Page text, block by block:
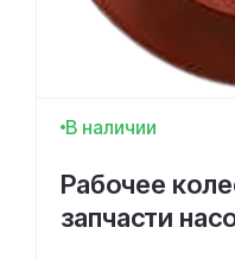
В наличии
Рабочее
запчасти